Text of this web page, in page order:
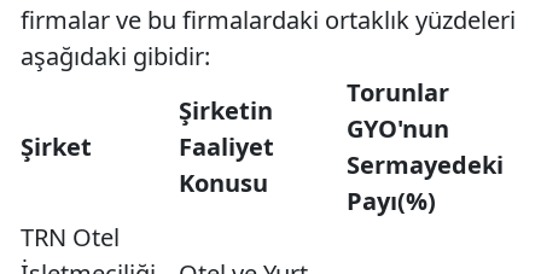
firmalar ve bu firmalardaki ortaklık yüzdeleri
aşağıdaki gibidir:
Şirket
Şirketin
Faaliyet
Konusu
Torunlar
GYO'nun
Sermayedeki
Payı(%)
TRN Otel